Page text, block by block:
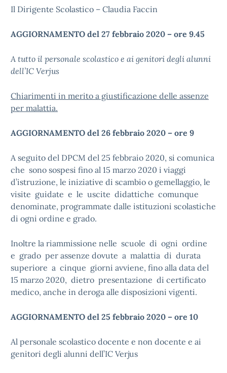
Il Dirigente Scolastico – Claudia Faccin
AGGIORNAMENTO del 27 febbraio 2020 – ore 9.45
A tutto il personale scolastico e ai genitori degli alunni
dell’IC Verjus
Chiarimenti in merito a giustificazione delle assenze
per malattia.
AGGIORNAMENTO del 26 febbraio 2020 – ore 9
A seguito del DPCM del 25 febbraio 2020, si comunica
che sono sospesi fino al 15 marzo 2020 i viaggi
d’istruzione, le iniziative di scambio o gemellaggio, le
visite guidate e le uscite didattiche comunque
denominate, programmate dalle istituzioni scolastiche
di ogni ordine e grado.
Inoltre la riammissione nelle scuole di ogni ordine
e grado per assenze dovute a malattia di durata
superiore a cinque giorni avviene, fino alla data del
15 marzo 2020, dietro presentazione di certificato
medico, anche in deroga alle disposizioni vigenti.
AGGIORNAMENTO del 25 febbraio 2020 – ore 10
Al personale scolastico docente e non docente e ai
genitori degli alunni dell’IC Verjus